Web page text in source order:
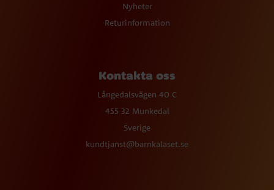
Nyheter
Returinformation
Kontakta oss
Långedalsvägen 40 C
455 32 Munkedal
Sverige
kundtjanst@barnkalaset.se